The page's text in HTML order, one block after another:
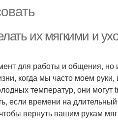
их мягкими и
для работы и общения,
когда мы часто моем
температур, они
если времени на
вернуть вашим рукам